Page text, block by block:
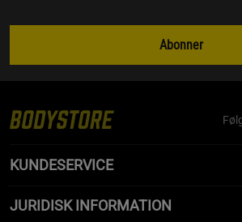
Abonner
KUNDESERVICE
JURIDISK INFORMATION